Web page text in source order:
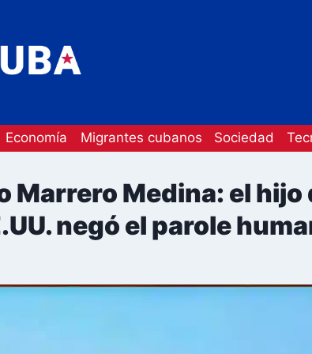
Economía Migrantes cubanos Sociedad
Marrero Medina: el
negó el parole